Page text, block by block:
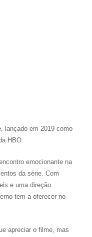
, lançado em 2019 como
HBO.
emocionante na
da série. Com
e uma direção
tem a oferecer no
apreciar o filme, mas